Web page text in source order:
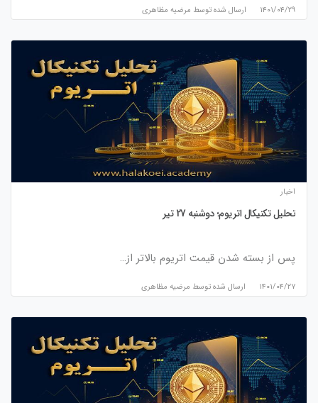
۱۴۰۱/۰۴/۲۹ ارسال شده توسط مرضیه مظاهری
اخبار
تحلیل تکنیکال اتریوم؛ دوشنبه 27 تیر
پس از بسته شدن قیمت اتریوم بالاتر از…
۱۴۰۱/۰۴/۲۷ ارسال شده توسط مرضیه مظاهری